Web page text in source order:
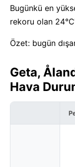
Bugünkü en
rekoru olan
Özet: bugün
Geta,
Hava